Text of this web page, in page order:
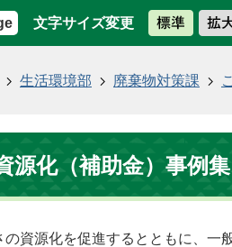
文字サイズ変更
生活環境部 廃棄物対策課
源化（補助金）事例集
資源化を促進するとともに、一